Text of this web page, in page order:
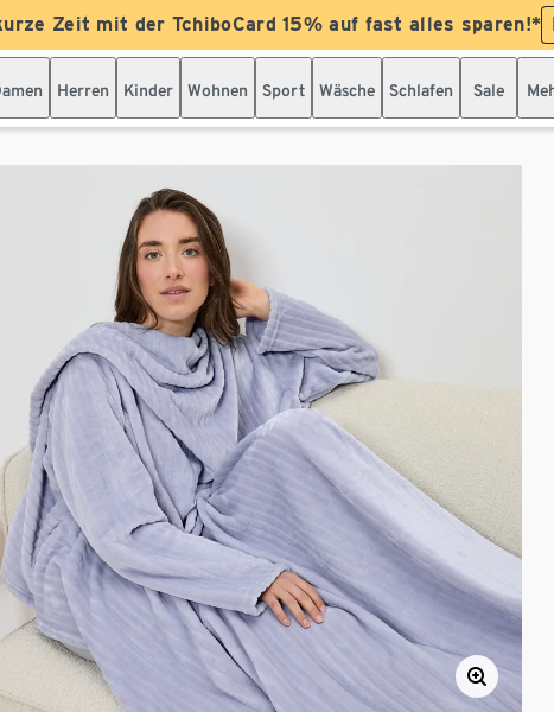
Zeit mit der TchiboCard 15% auf fast alles sparen!*
Herren Kinder Wohnen Sport Wäsche Schlafen Sale